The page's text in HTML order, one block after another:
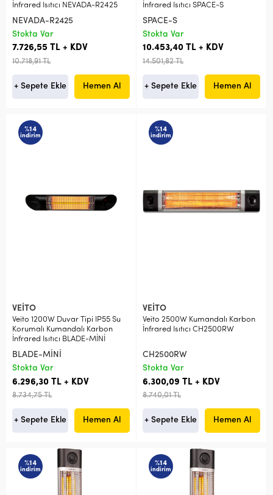
İnfrared Isıtıcı NEVADA-R2425
NEVADA-R2425
Stokta Var
7.726,55 TL + KDV
10.718,91 TL
+ Sepete Ekle Hemen Al
İnfrared Isıtıcı SPACE-S
SPACE-S
Stokta Var
10.453,40 TL + KDV
14.501,82 TL
+ Sepete Ekle Hemen Al
%14
indirim
VEİTO
Veito 1200W Duvar Tipi IP55 Su
Korumalı Kumandalı Karbon
İnfrared Isıtıcı BLADE-MİNİ
BLADE-MİNİ
Stokta Var
6.296,30 TL + KDV
8.734,75 TL
+ Sepete Ekle Hemen Al
%14
indirim
VEİTO
Veito 2500W Kumandalı Karbon
İnfrared Isıtıcı CH2500RW
CH2500RW
Stokta Var
6.300,09 TL + KDV
8.740,01 TL
+ Sepete Ekle Hemen Al
%14
indirim
%14
indirim